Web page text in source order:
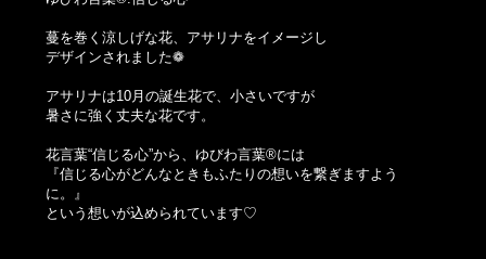
蔓を巻く涼しげな花、アサリナをイメージし
デザインされました❁
アサリナは10月の誕生花で、小さいですが
暑さに強く丈夫な花です。
花言葉“信じる心”から、ゆびわ言葉®には
『信じる心がどんなときもふたりの想いを繋ぎますよう
に。』
という想いが込められています♡